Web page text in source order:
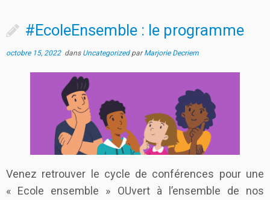
#EcoleEnsemble : le programme
octobre 15, 2022dans Uncategorized parMarjorie Decriem
Venez retrouver le cycle de conférences pour une
« Ecole ensemble » OUvert à l’ensemble de nos